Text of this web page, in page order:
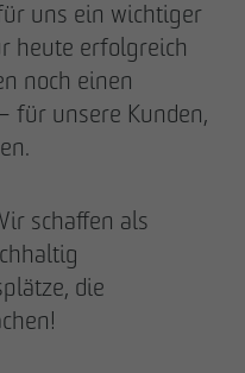
uns ein wichtiger
heute erfolgreich
noch einen
für unsere Kunden,
schaffen als
die